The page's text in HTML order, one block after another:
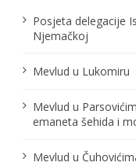
l
n
a
Posjeta delegacije
Njemačkoj
Mevlud u Lukomiru
Mevlud u
emaneta šehida i
Mevlud u